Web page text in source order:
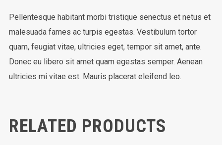
Pellentesque habitant morbi tristique senectus et netus et
malesuada fames ac turpis egestas. Vestibulum tortor
quam, feugiat vitae, ultricies eget, tempor sit amet, ante.
Donec eu libero sit amet quam egestas semper. Aenean
ultricies mi vitae est. Mauris placerat eleifend leo.
RELATED PRODUCTS